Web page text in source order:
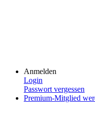
Anmelden
Login
Passwort vergessen
Premium-Mitglied